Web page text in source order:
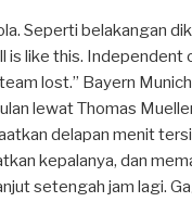
Seperti belakangan
is like this. Independent
lost.” Bayern
lewat Thomas
delapan menit
kepalanya, dan
setengah jam lagi.